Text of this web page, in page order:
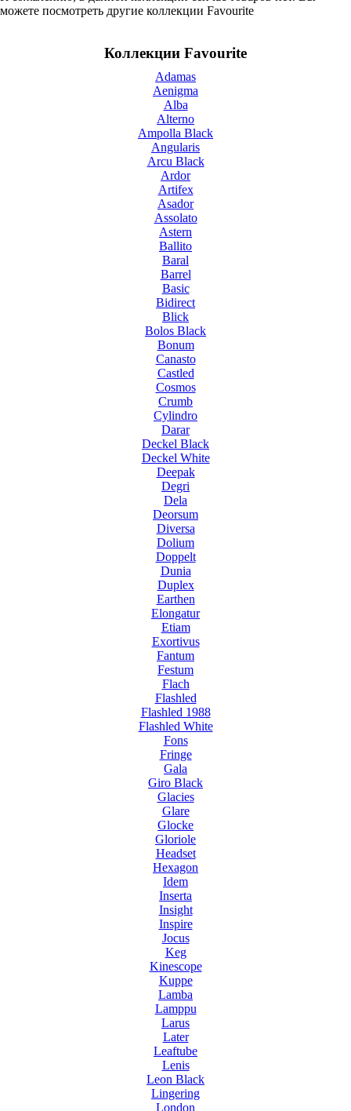
можете посмотреть другие коллекции Favourite
Коллекции Favourite
Adamas
Aenigma
Alba
Alterno
Ampolla Black
Angularis
Arcu Black
Ardor
Artifex
Asador
Assolato
Astern
Ballito
Baral
Barrel
Basic
Bidirect
Blick
Bolos Black
Bonum
Canasto
Castled
Cosmos
Crumb
Cylindro
Darar
Deckel Black
Deckel White
Deepak
Degri
Dela
Deorsum
Diversa
Dolium
Doppelt
Dunia
Duplex
Earthen
Elongatur
Etiam
Exortivus
Fantum
Festum
Flach
Flashled
Flashled 1988
Flashled White
Fons
Fringe
Gala
Giro Black
Glacies
Glare
Glocke
Gloriole
Headset
Hexagon
Idem
Inserta
Insight
Inspire
Jocus
Keg
Kinescope
Kuppe
Lamba
Lamppu
Larus
Later
Leaftube
Lenis
Leon Black
Lingering
London